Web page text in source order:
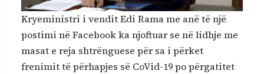
Kryeministri i vendit Edi Rama me anë të një
postimi në Facebook ka njoftuar se në lidhje me
masat e reja shtrënguese për sa i përket
frenimit të përhapjes së CoVid-19 po përgatitet